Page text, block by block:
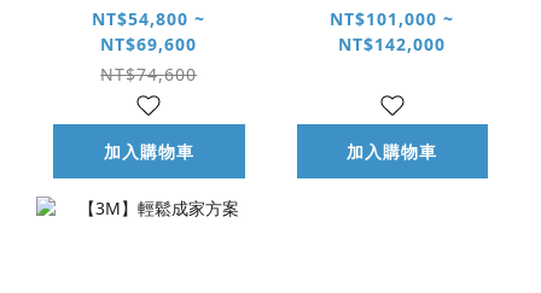
FIZZ-401 極奢氣泡
三溫 UVC 飲水機
NT$54,800 ~
NT$69,600
NT$74,600
加入購物車
NT$101,000 ~
NT$142,000
加入購物車